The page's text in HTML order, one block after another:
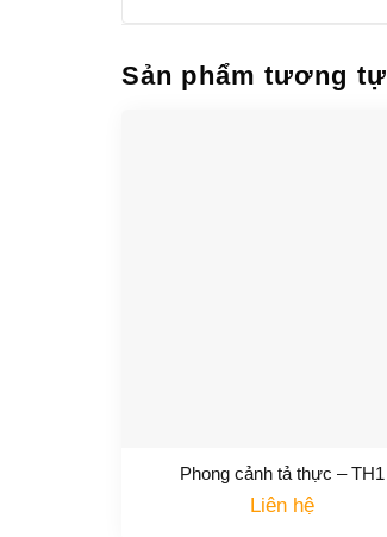
Sản phẩm tương tự
Phong cảnh tả thực – TH1
Liên hệ